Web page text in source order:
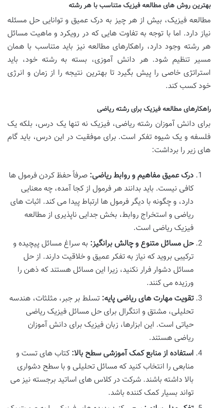
بهترین روش های مطالعه فیزیک متناسب با هر رشته
مطالعه فیزیک، بیش از هر چیز به درک عمیق و توانایی حل مسئله
نیاز دارد. اما با توجه به تفاوت هایی که در رویکرد و ماهیت مسائل
هر رشته وجود دارد، راهکارهای مطالعه نیز باید متناسب با همان
مسیر تنظیم شود. هر دانش آموزی، بسته به رشته خود، باید
استراتژی خاصی را پیش بگیرد تا بهترین نتیجه را از زمان و انرژی
خود کسب کند.
راهکارهای مطالعه فیزیک برای رشته ریاضی
برای دانش آموزان رشته ریاضی، فیزیک نه تنها یک درس، بلکه یک
فلسفه و یک شیوه تفکر است. برای موفقیت در این درس، باید گام
های زیر را برداشت:
درک عمیق مفاهیم و روابط ریاضی: صرفاً حفظ کردن فرمول ها
کافی نیست. باید بدانند هر فرمول از کجا آمده، چه معنایی
دارد، و چگونه با دیگر فرمول ها ارتباط پیدا می کند. اثبات های
ریاضی و استخراج روابط، بخش جدایی ناپذیری از مطالعه
فیزیک ریاضی است.
حل مسائل متنوع و چالش برانگیز: به سراغ مسائل پیچیده و
ترکیبی بروید که نیاز به تفکر عمیق و خلاقیت دارند. از حل
مسائل دشوار فرار نکنید، زیرا این مسائل هستند که ذهن را
ورزیده می کنند.
تقویت مهارت های ریاضی پایه: تسلط بر جبر، مثلثات، هندسه
تحلیلی، مشتق و انتگرال برای حل مسائل فیزیک ریاضی
حیاتی است. این ابزارها، زبان فیزیک برای دانش آموزان
ریاضی هستند.
استفاده از منابع کمک آموزشی سطح بالا: کتاب های تست و
منابعی را انتخاب کنید که مسائل تحلیلی و با سطح دشواری
بالا داشته باشند. شرکت در کلاس های اساتید برجسته نیز می
تواند بسیار کمک کننده باشد.